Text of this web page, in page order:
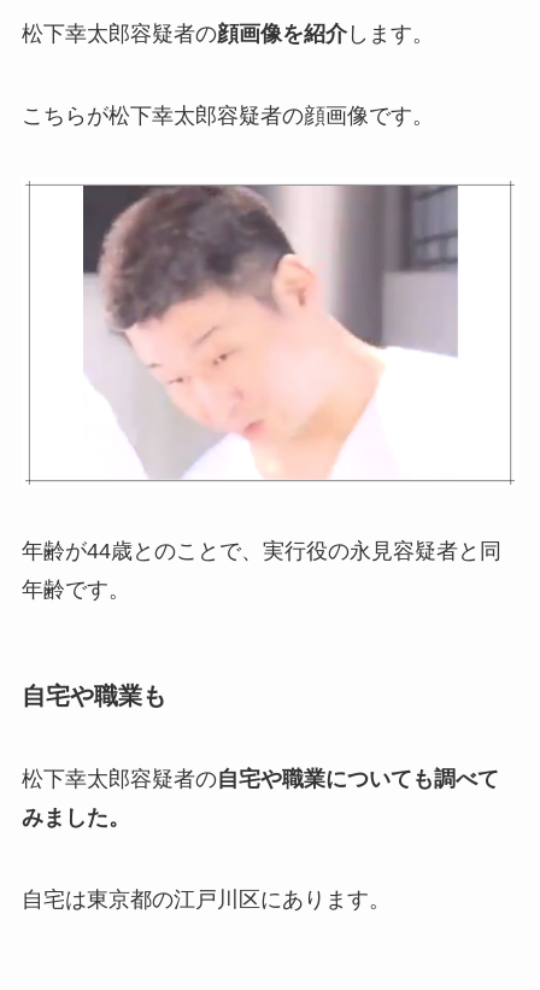
松下幸太郎容疑者の顔画像を紹介します。
こちらが松下幸太郎容疑者の顔画像です。
年齢が44歳とのことで、実行役の永見容疑者と同
年齢です。
自宅や職業も
松下幸太郎容疑者の自宅や職業についても調べて
みました。
自宅は東京都の江戸川区にあります。